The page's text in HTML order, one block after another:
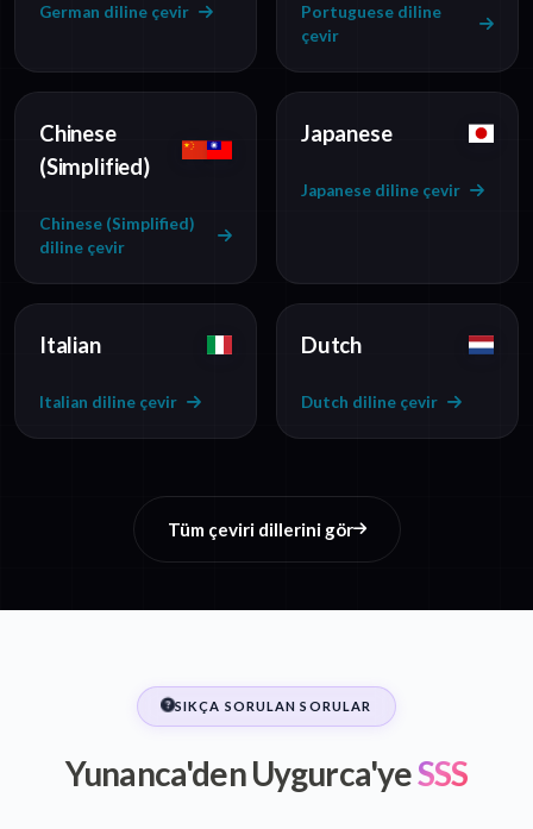
German diline çevir
Portuguese diline
çevir
Chinese
(Simplified)
Chinese (Simplified)
diline çevir
Japanese
Japanese diline çevir
Italian
Italian diline çevir
Dutch
Dutch diline çevir
Tüm çeviri dillerini gör
SIKÇA SORULAN SORULAR
Yunanca'den Uygurca'yeSSS